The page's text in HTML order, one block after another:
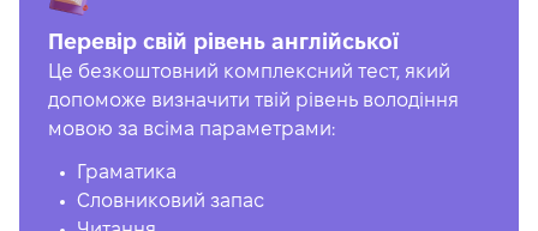
Перевір свій рівень англійської
Це безкоштовний комплексний тест, який
допоможе визначити твій рівень володіння
мовою за всіма параметрами:
Граматика
Словниковий запас